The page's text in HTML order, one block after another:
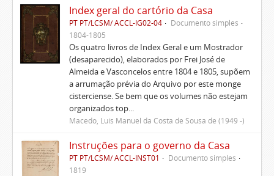
Index geral do cartório da Casa
PT PT/LCSM/ ACCL-IG02-04
Documento simples
1804-1805
Os quatro livros de Index Geral e um Mostrador
(desaparecido), elaborados por Frei José de
Almeida e Vasconcelos entre 1804 e 1805, supõem
a arrumação prévia do Arquivo por este monge
cisterciense. Se bem que os volumes não estejam
organizados top...
Macedo, Luís Manuel da Costa de Sousa de (1949 -)
Instruções para o governo da Casa
PT PT/LCSM/ ACCL-INST01
Documento simples
1819